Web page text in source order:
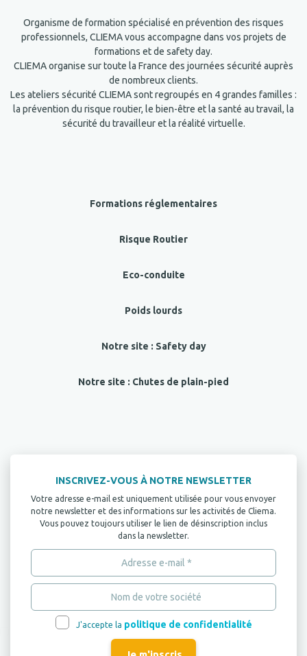
Organisme de formation spécialisé en prévention des risques
professionnels, CLIEMA vous accompagne dans vos projets de
formations et de safety day.
CLIEMA organise sur toute la France des journées sécurité auprès
de nombreux clients.
Les ateliers sécurité CLIEMA sont regroupés en 4 grandes familles :
la prévention du risque routier, le bien-être et la santé au travail, la
sécurité du travailleur et la réalité virtuelle.
Formations réglementaires
Risque Routier
Eco-conduite
Poids lourds
Notre site : Safety day
Notre site : Chutes de plain-pied
INSCRIVEZ-VOUS À NOTRE NEWSLETTER
Votre adresse e-mail est uniquement utilisée pour vous envoyer
notre newsletter et des informations sur les activités de Cliema.
Vous pouvez toujours utiliser le lien de désinscription inclus
dans la newsletter.
J'accepte la politique de confidentialité